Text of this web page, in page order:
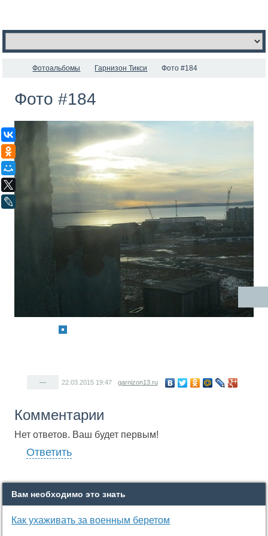
ВКонтакте
Одноклассники
Мой Мир
Фотоальбомы Гарнизон Тикси Фото #184
Фото #184
— 22.03.2015 19:47 garnizon13.ru
Комментарии
Нет ответов. Ваш будет первым!
Ответить
Вам необходимо это знать
Как ухаживать за военным беретом